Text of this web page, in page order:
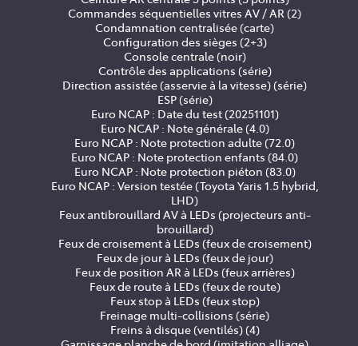
Commandes séquentielles vitres AV / AR (2)
Condamnation centralisée (carte)
Configuration des sièges (2+3)
Console centrale (noir)
Contrôle des applications (série)
Direction assistée (asservie à la vitesse) (série)
ESP (série)
Euro NCAP : Date du test (20251101)
Euro NCAP : Note générale (4.0)
Euro NCAP : Note protection adulte (72.0)
Euro NCAP : Note protection enfants (84.0)
Euro NCAP : Note protection piéton (83.0)
Euro NCAP : Version testée (Toyota Yaris 1.5 hybrid,
LHD)
Feux antibrouillard AV à LEDs (projecteurs anti-
brouillard)
Feux de croisement à LEDs (feux de croisement)
Feux de jour à LEDs (feux de jour)
Feux de position AR à LEDs (feux arrières)
Feux de route à LEDs (feux de route)
Feux stop à LEDs (feux stop)
Freinage multi-collisions (série)
Freins à disque (ventilés) (4)